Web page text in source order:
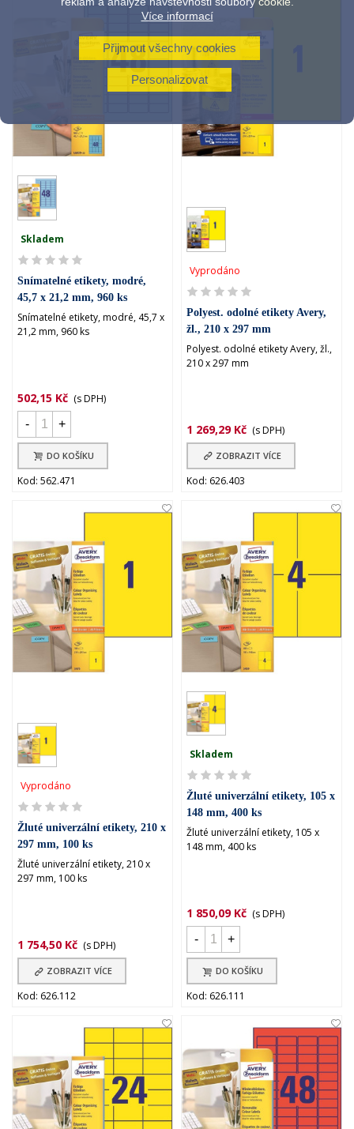
Více informací
Přijmout všechny cookies
Personalizovat
Skladem
Snímatelné etikety, modré,
45,7 x 21,2 mm, 960 ks
Snímatelné etikety, modré, 45,7 x
21,2 mm, 960 ks
502,15 Kč (s DPH)
-
+
DO KOŠÍKU
Kod: 562.471
Vyprodáno
Polyest. odolné etikety Avery,
žl., 210 x 297 mm
Polyest. odolné etikety Avery, žl.,
210 x 297 mm
1 269,29 Kč (s DPH)
ZOBRAZIT VÍCE
Kod: 626.403
Vyprodáno
Žluté univerzální etikety, 210 x
297 mm, 100 ks
Žluté univerzální etikety, 210 x
297 mm, 100 ks
1 754,50 Kč (s DPH)
ZOBRAZIT VÍCE
Kod: 626.112
Skladem
Žluté univerzální etikety, 105 x
148 mm, 400 ks
Žluté univerzální etikety, 105 x
148 mm, 400 ks
1 850,09 Kč (s DPH)
-
+
DO KOŠÍKU
Kod: 626.111